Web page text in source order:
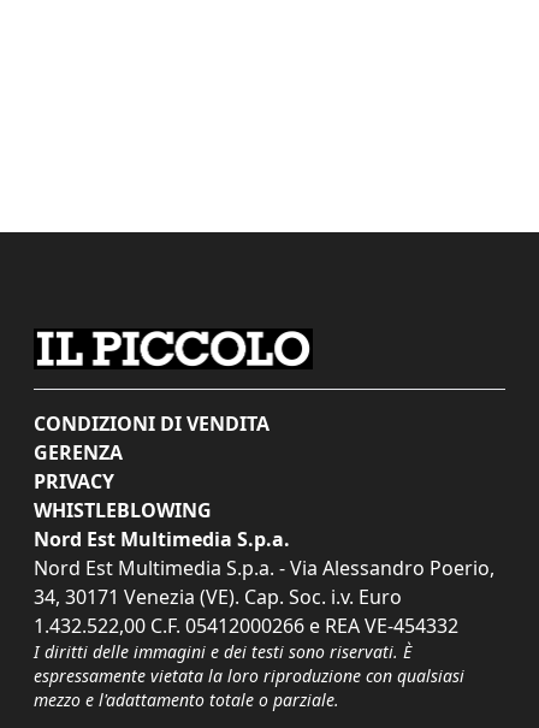
CONDIZIONI DI VENDITA
GERENZA
PRIVACY
WHISTLEBLOWING
Nord Est Multimedia S.p.a.
Nord Est Multimedia S.p.a. - Via Alessandro Poerio,
34, 30171 Venezia (VE). Cap. Soc. i.v. Euro
1.432.522,00 C.F. 05412000266 e REA VE-454332
I diritti delle immagini e dei testi sono riservati. È
espressamente vietata la loro riproduzione con qualsiasi
mezzo e l'adattamento totale o parziale.